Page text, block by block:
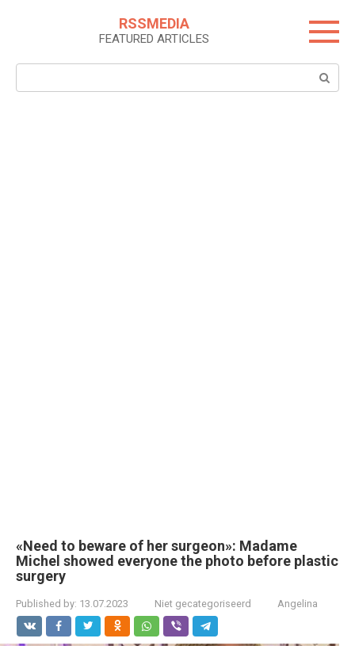
RSSMEDIA
FEATURED ARTICLES
Search:
«Need to beware of her surgeon»: Madame
Michel showed everyone the photo before plastic
surgery
Published by: 13.07.2023 Niet gecategoriseerd Angelina